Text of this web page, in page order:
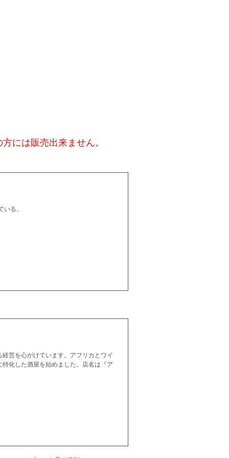
には販売出来ません。
る。
営を心がけています。アフリカとワイ
化した酒屋を始めました。店名は『ア